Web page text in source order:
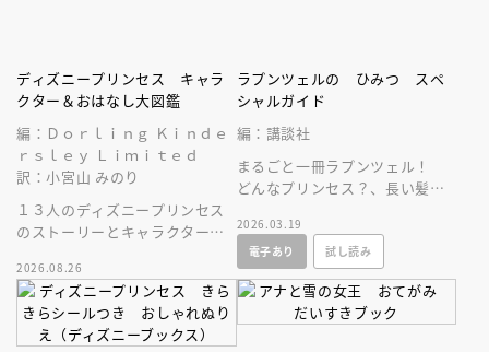
ディズニープリンセス キャラ
クター＆おはなし大図鑑
編：Ｄｏｒｌｉｎｇ Ｋｉｎｄｅ
ｒｓｌｅｙ Ｌｉｍｉｔｅｄ
訳：小宮山 みのり
１３人のディズニープリンセス
のストーリーとキャラクターに
鑑。豪華な保存版！
2026.08.26
ラプンツェルの ひみつ スペ
シャルガイド
編：講談社
まるごと一冊ラプンツェル！
どんなプリンセス？、長い髪の
ど、ラプンツェルのすべてがわ
かる！
2026.03.19
電子あり
試し読み